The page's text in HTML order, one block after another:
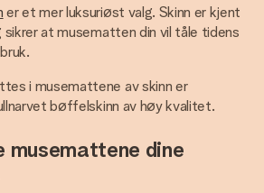
er et mer luksuriøst valg. Skinn er kjent
sikrer at musematten din vil tåle tidens
i musemattene av skinn er
bøffelskinn av høy kvalitet.
dine